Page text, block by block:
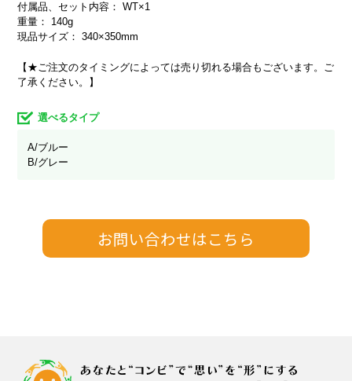
付属品、セット内容： WT×1
重量： 140g
現品サイズ： 340×350mm
【★ご注文のタイミングによっては売り切れる場合もございます。ご
了承ください。】
選べるタイプ
A/ブルー
B/グレー